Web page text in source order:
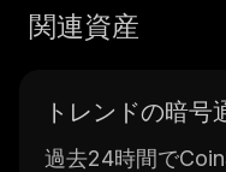
関連資産
トレンドの暗号
過去24時間で